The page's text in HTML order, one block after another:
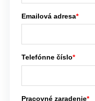
Emailová adresa*
Telefónne číslo*
Pracovné zaradenie*